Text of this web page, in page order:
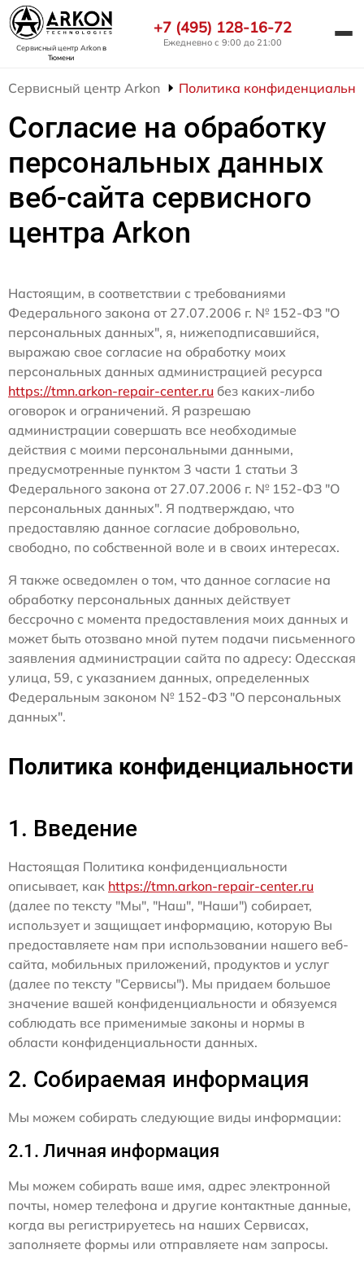
Сервисный центр Arkonв
Тюмени
+7 (495) 128-16-72
Ежедневно с 9:00 до 21:00
Сервисный центр Arkon Политика
Согласие на обработку
персональных данных
веб-сайта сервисного
центра Arkon
Настоящим, в соответствии с требованиями
Федерального закона от 27.07.2006 г. № 152-ФЗ "О
персональных данных", я, нижеподписавшийся,
выражаю свое согласие на обработку моих
персональных данных администрацией ресурса
https://tmn.arkon-repair-center.ru без каких-либо
оговорок и ограничений. Я разрешаю
администрации совершать все необходимые
действия с моими персональными данными,
предусмотренные пунктом 3 части 1 статьи 3
Федерального закона от 27.07.2006 г. № 152-ФЗ "О
персональных данных". Я подтверждаю, что
предоставляю данное согласие добровольно,
свободно, по собственной воле и в своих интересах.
Я также осведомлен о том, что данное согласие на
обработку персональных данных действует
бессрочно с момента предоставления моих данных и
может быть отозвано мной путем подачи письменного
заявления администрации сайта по адресу: Одесская
улица, 59, с указанием данных, определенных
Федеральным законом № 152-ФЗ "О персональных
данных".
Политика конфиденциальности
1. Введение
Настоящая Политика конфиденциальности
описывает, как https://tmn.arkon-repair-center.ru
(далее по тексту "Мы", "Наш", "Наши") собирает,
использует и защищает информацию, которую Вы
предоставляете нам при использовании нашего веб-
сайта, мобильных приложений, продуктов и услуг
(далее по тексту "Сервисы"). Мы придаем большое
значение вашей конфиденциальности и обязуемся
соблюдать все применимые законы и нормы в
области конфиденциальности данных.
2. Собираемая информация
Мы можем собирать следующие виды информации:
2.1. Личная информация
Мы можем собирать ваше имя, адрес электронной
почты, номер телефона и другие контактные данные,
когда вы регистрируетесь на наших Сервисах,
заполняете формы или отправляете нам запросы.